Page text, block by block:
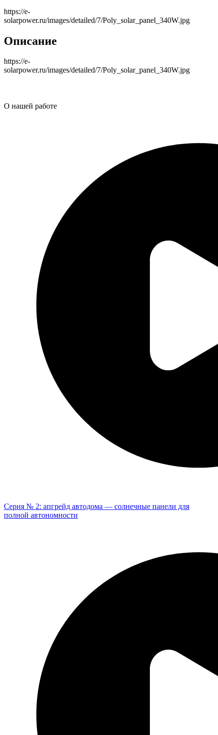
https://e-
solarpower.ru/images/detailed/7/Poly_solar_panel_340W.jpg
Описание
https://e-
solarpower.ru/images/detailed/7/Poly_solar_panel_340W.jpg
О нашей работе
Серия № 2: апгрейд автодома — солнечные панели для
полной автономности